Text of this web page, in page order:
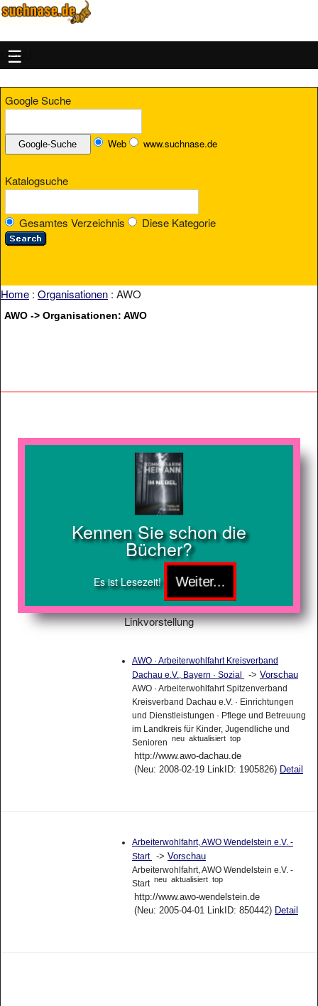
MENU
Google Suche
Web www.suchnase.de
Katalogsuche
Gesamtes Verzeichnis Diese Kategorie
Home : Organisationen : AWO
AWO -> Organisationen: AWO
Kennen Sie schon die
Bücher?
Es ist Lesezeit!
Linkvorstellung
AWO · Arbeiterwohlfahrt Kreisverband
Dachau e.V., Bayern · Sozial
-> Vorschau
AWO · Arbeiterwohlfahrt Spitzenverband
Kreisverband Dachau e.V. · Einrichtungen
und Dienstleistungen · Pflege und Betreuung
im Landkreis für Kinder, Jugendliche und
Senioren neu aktualisiert top
http://www.awo-dachau.de
(Neu: 2008-02-19 LinkID: 1905826) Detail
Arbeiterwohlfahrt, AWO Wendelstein e.V. -
Start -> Vorschau
Arbeiterwohlfahrt, AWO Wendelstein e.V. -
Start neu aktualisiert top
http://www.awo-wendelstein.de
(Neu: 2005-04-01 LinkID: 850442) Detail